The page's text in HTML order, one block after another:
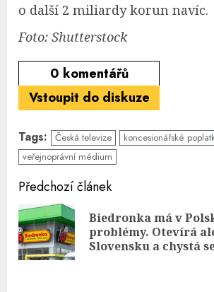
o další 2 miliardy korun navíc.
Foto: Shutterstock
0 komentářů
Vstoupit do diskuze
Tags: Česká televize
koncesionářské
veřejnoprávní médium
Continue
Reading
Předchozí článek
Biedronka má v
problémy. Otevírá
Slovensku a chystá